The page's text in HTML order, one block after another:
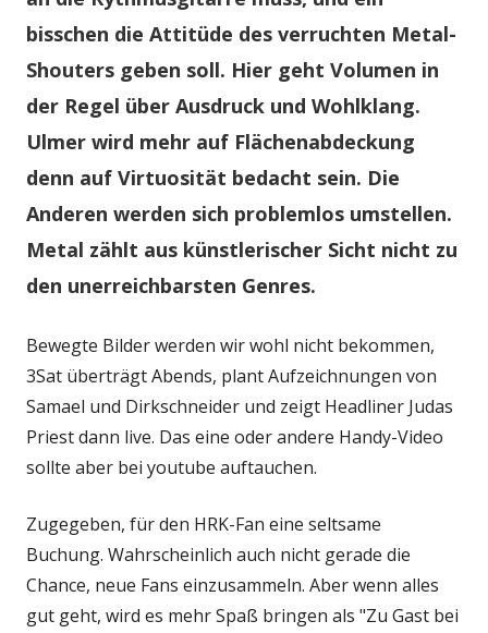
bisschen die Attitüde des verruchten Metal-
Shouters geben soll. Hier geht Volumen in
der Regel über Ausdruck und Wohlklang.
Ulmer wird mehr auf Flächenabdeckung
denn auf Virtuosität bedacht sein. Die
Anderen werden sich problemlos umstellen.
Metal zählt aus künstlerischer Sicht nicht zu
den unerreichbarsten Genres.
Bewegte Bilder werden wir wohl nicht bekommen,
3Sat überträgt Abends, plant Aufzeichnungen von
Samael und Dirkschneider und zeigt Headliner Judas
Priest dann live. Das eine oder andere Handy-Video
sollte aber bei youtube auftauchen.
Zugegeben, für den HRK-Fan eine seltsame
Buchung. Wahrscheinlich auch nicht gerade die
Chance, neue Fans einzusammeln. Aber wenn alles
gut geht, wird es mehr Spaß bringen als "Zu Gast bei